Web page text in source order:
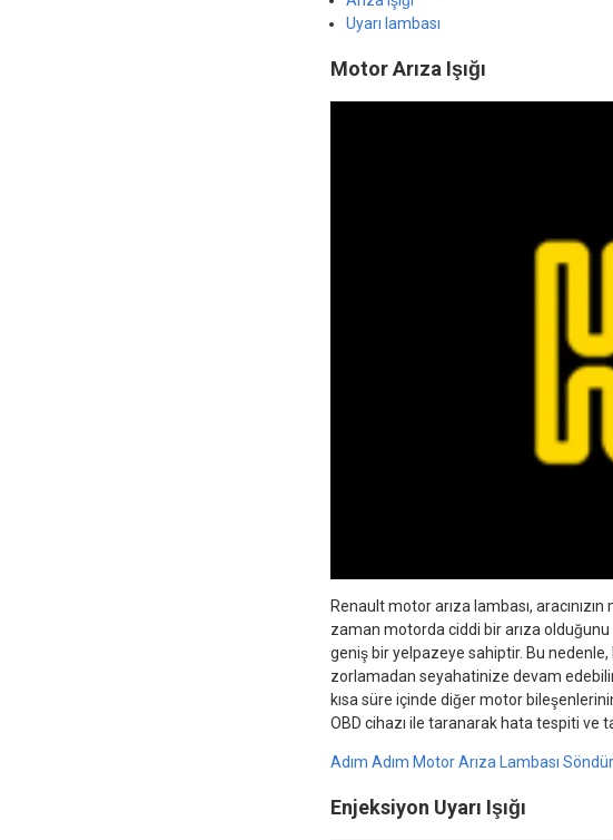
Uyarı lambası
Motor Arıza Işığı
Renault motor arıza lambası,
zaman motorda ciddi bir arıza
geniş bir yelpazeye sahiptir. Bu
zorlamadan seyahatinize devam
kısa süre içinde diğer motor
OBD cihazı ile taranarak hata tespiti ve
Adım Adım Motor Arıza Lambası
Enjeksiyon Uyarı Işığı